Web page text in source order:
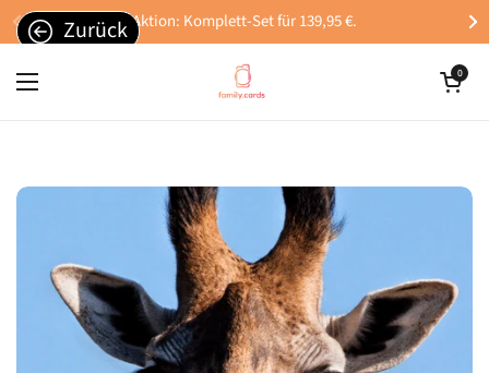
Zum Inhalt springenAktion: Komplett-Set für 139,95 €.
Menü öffnen
Warenkorb
0
Zurück